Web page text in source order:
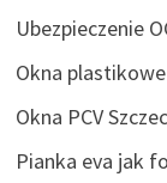
Ubezpieczenie
Okna
Okna PCV
Pianka eva jak